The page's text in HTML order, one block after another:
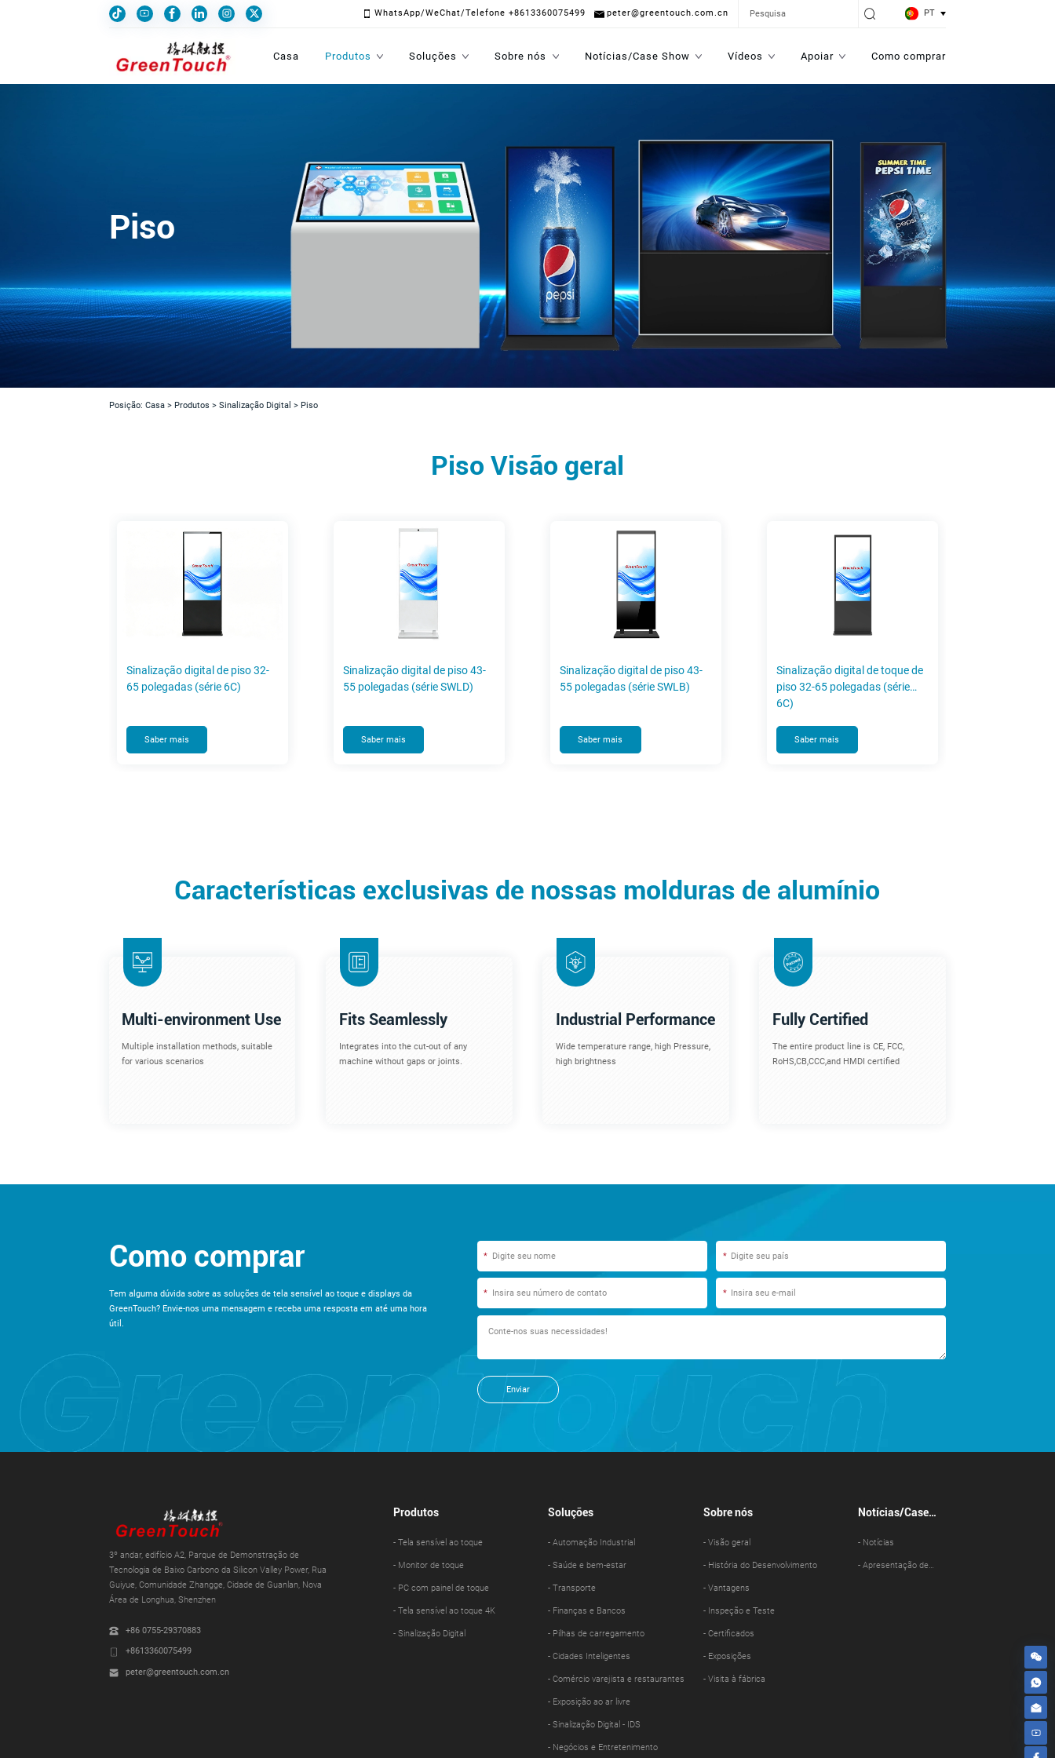
WhatsApp/WeChat/Telefone +8613360075499 peter@greentouch.com.cn PT
Casa Produtos Soluções Sobre nós Notícias/Case Show Vídeos Apoiar Como comprar
Piso
Posição: Casa> Produtos > Sinalização Digital >Piso
Piso Visão geral
Sinalização digital de piso 32-
65 polegadas (série 6C)
Saber mais
Sinalização digital de piso 43-
55 polegadas (série SWLD)
Saber mais
Sinalização digital de piso 43-
55 polegadas (série SWLB)
Saber mais
Sinalização digital de toque de
piso 32-65 polegadas (série
6C)
Saber mais
Características exclusivas de nossas molduras de alumínio
Multi-environment Use
Multiple installation methods, suitable
for various scenarios
Fits Seamlessly
Integrates into the cut-out of any
machine without gaps or joints.
Industrial Performance
Wide temperature range, high Pressure,
high brightness
Fully Certified
The entire product line is CE, FCC,
RoHS,CB,CCC,and HMDI certified
Como comprar
Tem alguma dúvida sobre as soluções de tela sensível ao toque e displays da
GreenTouch? Envie-nos uma mensagem e receba uma resposta em até uma hora
útil.
* *
* *
Enviar
3º andar, edifício A2, Parque de Demonstração de
Tecnologia de Baixo Carbono da Silicon Valley Power, Rua
Guiyue, Comunidade Zhangge, Cidade de Guanlan, Nova
Área de Longhua, Shenzhen
+86 0755-29370883
+8613360075499
peter@greentouch.com.cn
Produtos
- Tela sensível ao toque
- Monitor de toque
- PC com painel de toque
- Tela sensível ao toque 4K
- Sinalização Digital
Soluções
- Automação Industrial
- Saúde e bem-estar
- Transporte
- Finanças e Bancos
- Pilhas de carregamento
- Cidades Inteligentes
- Comércio varejista e restaurantes
- Exposição ao ar livre
- Sinalização Digital - IDS
- Negócios e Entretenimento
Sobre nós
- Visão geral
- História do Desenvolvimento
- Vantagens
- Inspeção e Teste
- Certificados
- Exposições
- Visita à fábrica
Notícias/Case
- Notícias
- Apresentação de